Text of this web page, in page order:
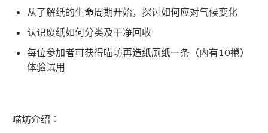
从了解纸的生命周期开始，探讨如何应对气候变化
认识废纸如何分类及干净回收
每位参加者可获得喵坊再造纸厕纸一条（内有10捲）
体验试用
喵坊介绍︰